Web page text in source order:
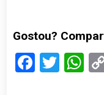
Gostou?